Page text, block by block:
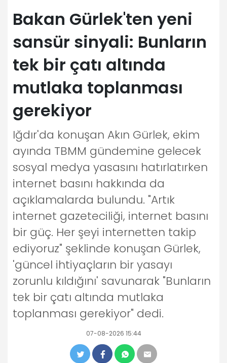
Bakan Gürlek'ten yeni
sansür sinyali: Bunların
tek bir çatı altında
mutlaka toplanması
gerekiyor
Iğdır'da konuşan Akın Gürlek, ekim
ayında TBMM gündemine gelecek
sosyal medya yasasını hatırlatırken
internet basını hakkında da
açıklamalarda bulundu. "Artık
internet gazeteciliği, internet basını
bir güç. Her şeyi internetten takip
ediyoruz" şeklinde konuşan Gürlek,
'güncel ihtiyaçların bir yasayı
zorunlu kıldığını' savunarak "Bunların
tek bir çatı altında mutlaka
toplanması gerekiyor" dedi.
07-08-2026 15:44